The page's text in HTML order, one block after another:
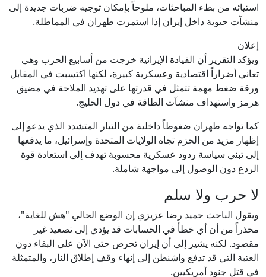
استيائه من بطء المباحثات، ملوحاً بإمكان توجيه ضربات جديدة إلى
منشآت حيوية داخل إيران إذا استمرت طهران في المماطلة.
إعلان
ويؤكد التقرير أن القيادة الإيرانية خرجت من أسابيع الحرب وهي
تعاني أضراراً اقتصادية وعسكرية كبيرة، لكنها اكتسبت في المقابل
ورقة ضغط مهمة تتمثل في قدرتها على تهديد الملاحة في مضيق
هرمز واستهداف منشآت الطاقة في دول الخليج.
كما تواجه طهران ضغوطاً داخلية من التيار المتشدد الذي يدعو إلى
إظهار مزيد من الحزم تجاه الولايات المتحدة وإسرائيل، ما يدفعها
إلى تبني سياسة ردود عسكرية محسوبة تهدف إلى استعادة قوة
الردع دون الوصول إلى مواجهة شاملة.
لا حرب ولا سلم
ويقول الباحث حميد رضا عزيزي إن الوضع الحالي "هش للغاية"،
محذراً من أن أي خطأ في الحسابات قد يؤدي إلى تصعيد غير
مقصود. لكنه يشير إلى أن إيران تحرص حتى الآن على البقاء دون
العتبة التي قد تدفع واشنطن إلى إنهاء وقف إطلاق النار، والمتمثلة
في قتل جنود أمريكيين.